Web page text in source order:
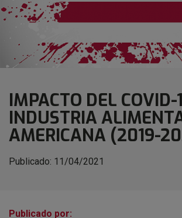
IMPACTO DEL
INDUSTRIA
AMERICANA (2019-
Publicado: 11/04/2021
Publicado por: